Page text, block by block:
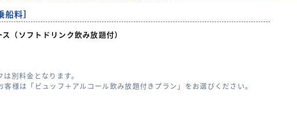
料］
（ソフトドリンク飲み放題付）
別料金となります。
様は「ビュッフ＋アルコール飲み放題付きプラン」をお選びください。